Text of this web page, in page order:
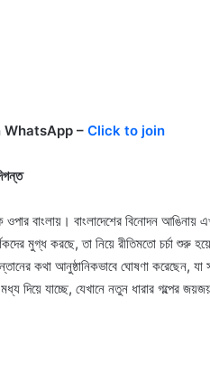
WhatsApp – Click to join
ওপার বাংলায়। বাংলাদেশের বিনোদন আঙিনায়
মুগ্ধ করছে, তা নিয়ে রীতিমতো চর্চা শুরু
কথা আনুষ্ঠানিকভাবে ঘোষণা করেছেন,
দিয়ে যাচ্ছে, যেখানে নতুন ধারার গল্পের